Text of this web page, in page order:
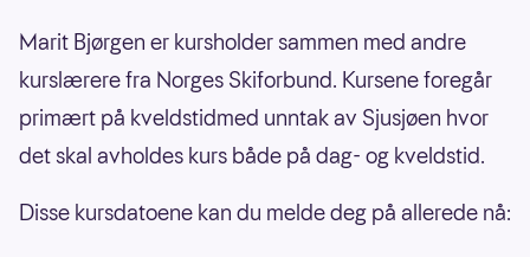
­­Marit Bjørgen er kursholder sammen med andre
kurslærere fra Norges Skiforbund. Kursene foregår
primært på kveldstidmed unntak av Sjusjøen hvor
det skal avholdes kurs både på dag- og kveldstid.
Disse kursdatoene kan du melde deg på allerede nå: